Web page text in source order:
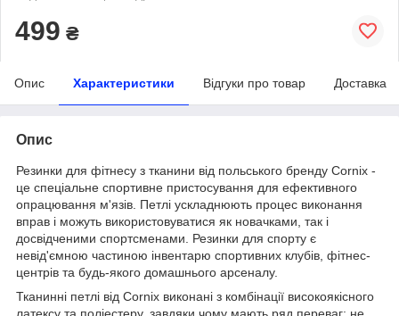
499 ₴
Опис Характеристики Відгуки про товар Доставка
Опис
Резинки для фітнесу з тканини від польського бренду Cornix -
це спеціальне спортивне пристосування для ефективного
опрацювання м'язів. Петлі ускладнюють процес виконання
вправ і можуть використовуватися як новачками, так і
досвідченими спортсменами. Резинки для спорту є
невід'ємною частиною інвентарю спортивних клубів, фітнес-
центрів та будь-якого домашнього арсеналу.
Тканинні петлі від Cornix виконані з комбінації високоякісного
латексу та поліестеру, завдяки чому мають ряд переваг: не